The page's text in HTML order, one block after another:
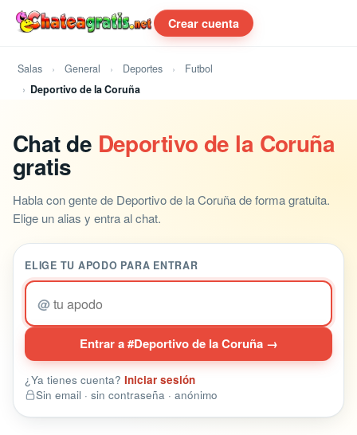
Crear cuenta
Salas General Deportes
Futbol
Deportivo de la Coruña
Chat de Deportivo de la Coruña
gratis
Habla con gente de Deportivo de la Coruña de forma gratuita.
Elige un alias y entra al chat.
ELIGE TU APODO PARA ENTRAR
@
Entrar a #Deportivo de la Coruña →
¿Ya tienes cuenta? Iniciar sesión
Sin email · sin contraseña · anónimo